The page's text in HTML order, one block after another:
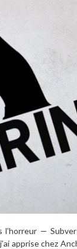
—
apprise chez